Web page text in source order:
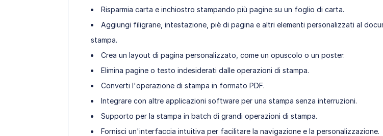
Risparmia carta e inchiostro stampando più pagine su un foglio di carta.
Aggiungi filigrane, intestazione, piè di pagina e altri elementi personalizzati al
stampa.
Crea un layout di pagina personalizzato, come un opuscolo o un poster.
Elimina pagine o testo indesiderati dalle operazioni di stampa.
Converti l'operazione di stampa in formato PDF.
Integrare con altre applicazioni software per una stampa senza interruzioni.
Supporto per la stampa in batch di grandi operazioni di stampa.
Fornisci un'interfaccia intuitiva per facilitare la navigazione e la personalizzazione.